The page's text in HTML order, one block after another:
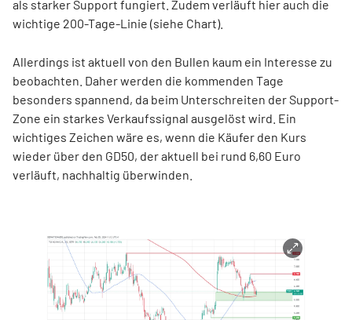
als starker Support fungiert. Zudem verläuft hier auch die
wichtige 200-Tage-Linie (siehe Chart).
Allerdings ist aktuell von den Bullen kaum ein Interesse zu
beobachten. Daher werden die kommenden Tage
besonders spannend, da beim Unterschreiten der Support-
Zone ein starkes Verkaufssignal ausgelöst wird. Ein
wichtiges Zeichen wäre es, wenn die Käufer den Kurs
wieder über den GD50, der aktuell bei rund 6,60 Euro
verläuft, nachhaltig überwinden.